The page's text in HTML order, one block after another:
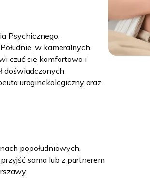
Psychicznego,
w kameralnych
czuć się komfortowo i
doświadczonych
uroginekologiczny oraz
popołudniowych,
sama lub z partnerem